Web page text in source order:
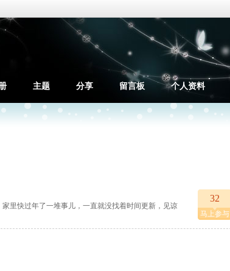
主题 分享 留言板 个人资料
32
马上参与
里快过年了一堆事儿，一直就没找着时间更新，见谅